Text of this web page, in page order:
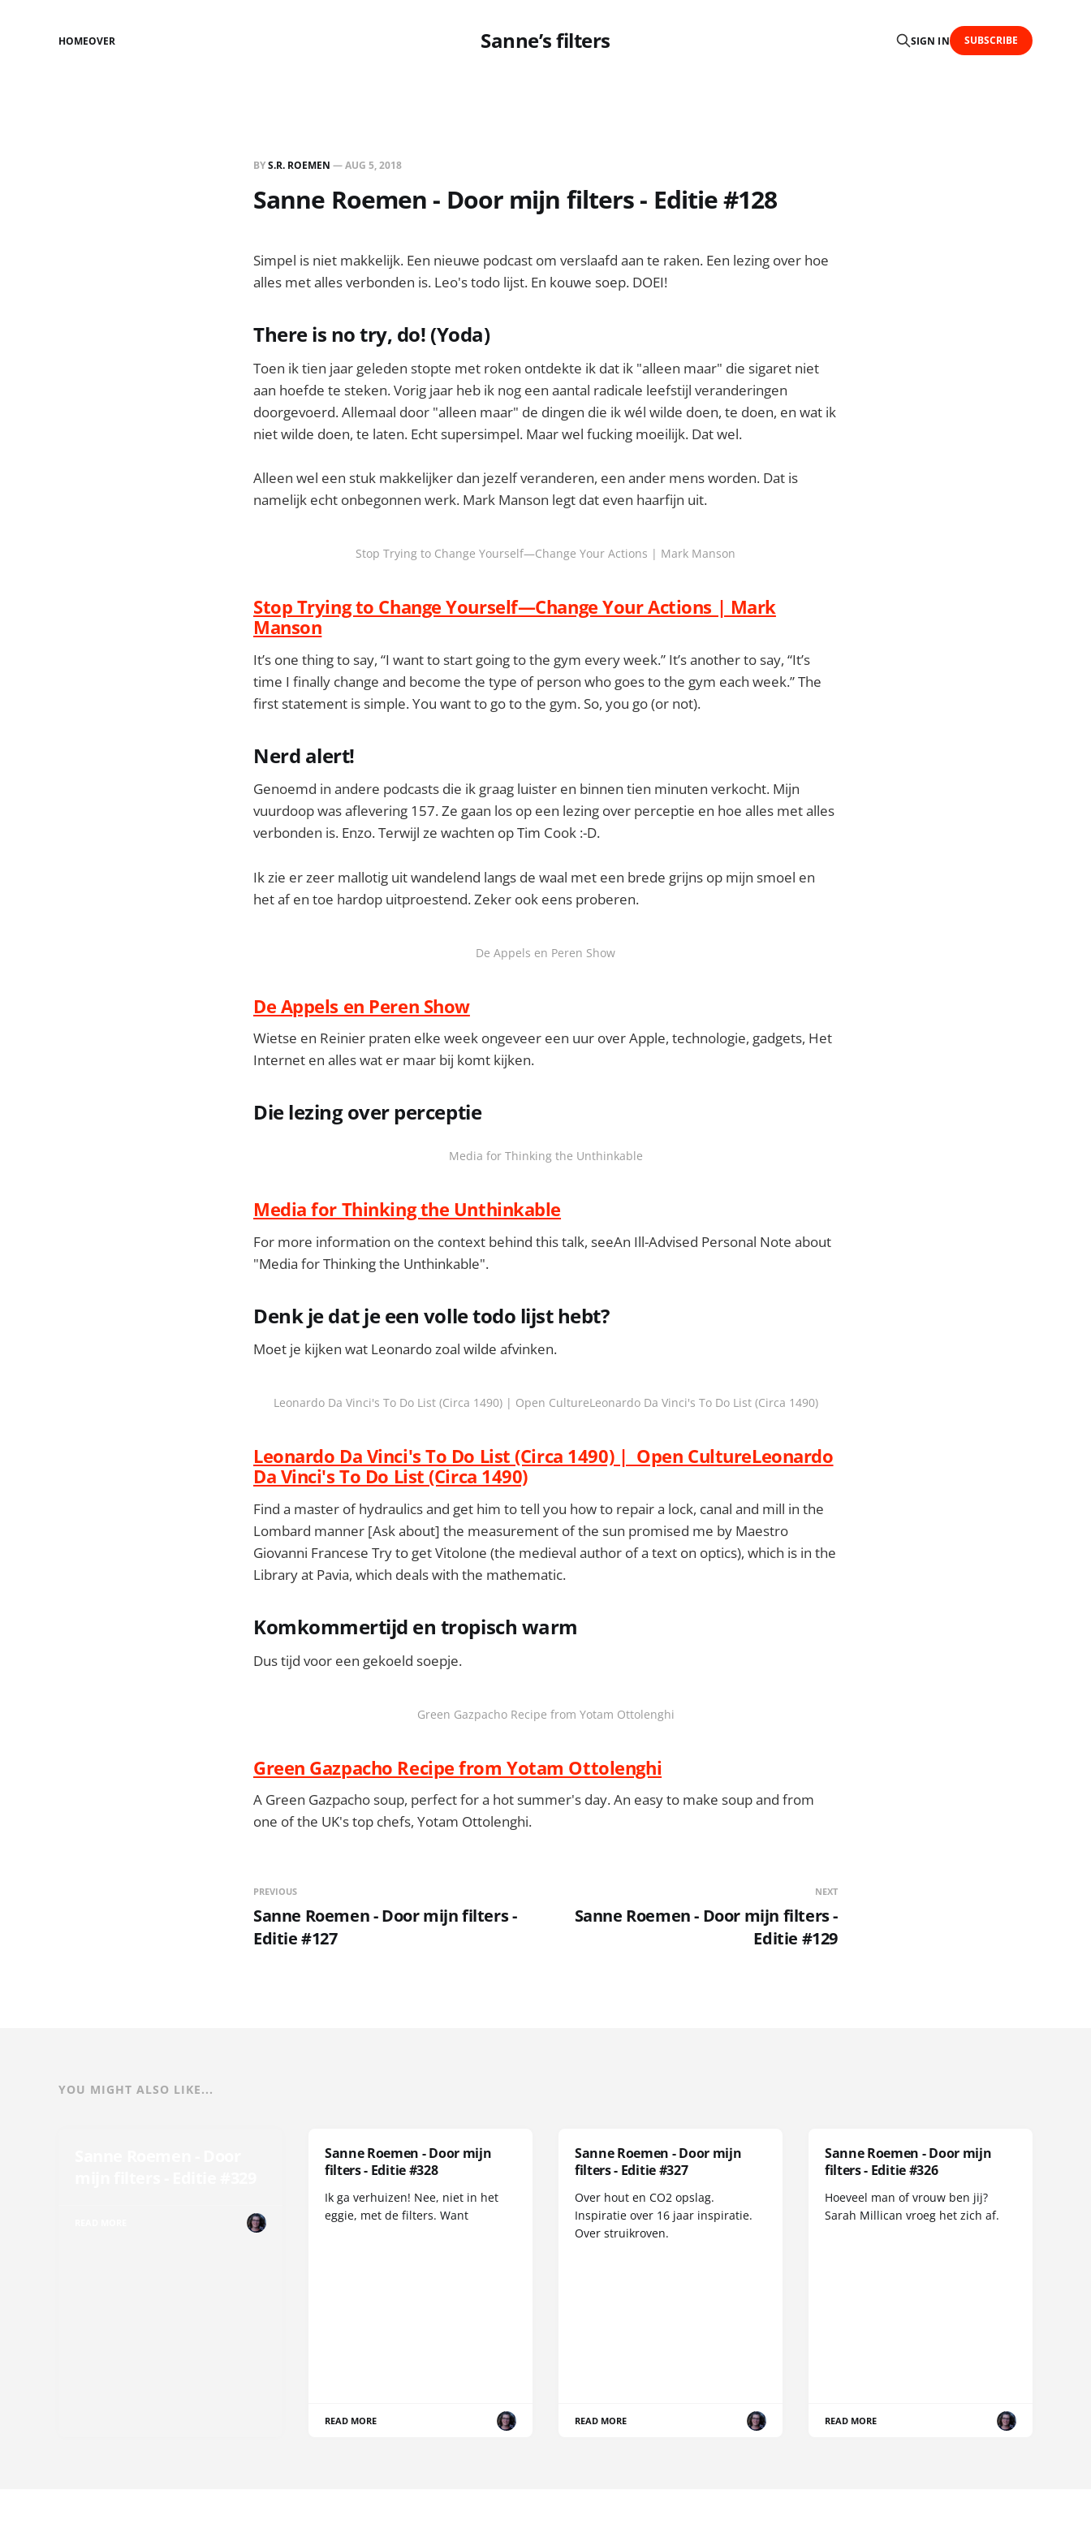
Sanne’s filters
HOMEOVER SIGN IN SUBSCRIBE
BYS.R. ROEMEN —AUG 5, 2018
Sanne Roemen - Door mijn filters - Editie #128
Simpel is niet makkelijk. Een nieuwe podcast om verslaafd aan te raken. Een lezing over hoe
alles met alles verbonden is. Leo's todo lijst. En kouwe soep. DOEI!
There is no try, do! (Yoda)
Toen ik tien jaar geleden stopte met roken ontdekte ik dat ik "alleen maar" die sigaret niet
aan hoefde te steken. Vorig jaar heb ik nog een aantal radicale leefstijl veranderingen
doorgevoerd. Allemaal door "alleen maar" de dingen die ik wél wilde doen, te doen, en wat ik
niet wilde doen, te laten. Echt supersimpel. Maar wel fucking moeilijk. Dat wel.
Alleen wel een stuk makkelijker dan jezelf veranderen, een ander mens worden. Dat is
namelijk echt onbegonnen werk. Mark Manson legt dat even haarfijn uit.
Stop Trying to Change Yourself—Change Your Actions | Mark Manson
Stop Trying to Change Yourself—Change Your Actions | Mark
Manson
It’s one thing to say, “I want to start going to the gym every week.” It’s another to say, “It’s
time I finally change and become the type of person who goes to the gym each week.” The
first statement is simple. You want to go to the gym. So, you go (or not).
Nerd alert!
Genoemd in andere podcasts die ik graag luister en binnen tien minuten verkocht. Mijn
vuurdoop was aflevering 157. Ze gaan los op een lezing over perceptie en hoe alles met alles
verbonden is. Enzo. Terwijl ze wachten op Tim Cook :-D.
Ik zie er zeer mallotig uit wandelend langs de waal met een brede grijns op mijn smoel en
het af en toe hardop uitproestend. Zeker ook eens proberen.
De Appels en Peren Show
De Appels en Peren Show
Wietse en Reinier praten elke week ongeveer een uur over Apple, technologie, gadgets, Het
Internet en alles wat er maar bij komt kijken.
Die lezing over perceptie
Media for Thinking the Unthinkable
Media for Thinking the Unthinkable
For more information on the context behind this talk, seeAn Ill-Advised Personal Note about
"Media for Thinking the Unthinkable".
Denk je dat je een volle todo lijst hebt?
Moet je kijken wat Leonardo zoal wilde afvinken.
Leonardo Da Vinci's To Do List (Circa 1490) | Open CultureLeonardo Da Vinci's To Do List (Circa 1490)
Leonardo Da Vinci's To Do List (Circa 1490) | Open CultureLeonardo
Da Vinci's To Do List (Circa 1490)
Find a master of hydraulics and get him to tell you how to repair a lock, canal and mill in the
Lombard manner [Ask about] the measurement of the sun promised me by Maestro
Giovanni Francese Try to get Vitolone (the medieval author of a text on optics), which is in the
Library at Pavia, which deals with the mathematic.
Komkommertijd en tropisch warm
Dus tijd voor een gekoeld soepje.
Green Gazpacho Recipe from Yotam Ottolenghi
Green Gazpacho Recipe from Yotam Ottolenghi
A Green Gazpacho soup, perfect for a hot summer's day. An easy to make soup ​and from
one of the UK's top chefs, Yotam Ottolenghi.
PREVIOUS
Sanne Roemen - Door mijn filters -
Editie #127
NEXT
Sanne Roemen - Door mijn filters -
Editie #129
YOU MIGHT ALSO LIKE...
Sanne Roemen - Door mijn
filters - Editie #328
Ik ga verhuizen! Nee, niet in het
eggie, met de filters. Want
READ MORE
Sanne Roemen - Door mijn
filters - Editie #327
Over hout en CO2 opslag.
Inspiratie over 16 jaar inspiratie.
Over struikroven.
READ MORE
Sanne Roemen - Door mijn
filters - Editie #326
Hoeveel man of vrouw ben jij?
Sarah Millican vroeg het zich af.
READ MORE